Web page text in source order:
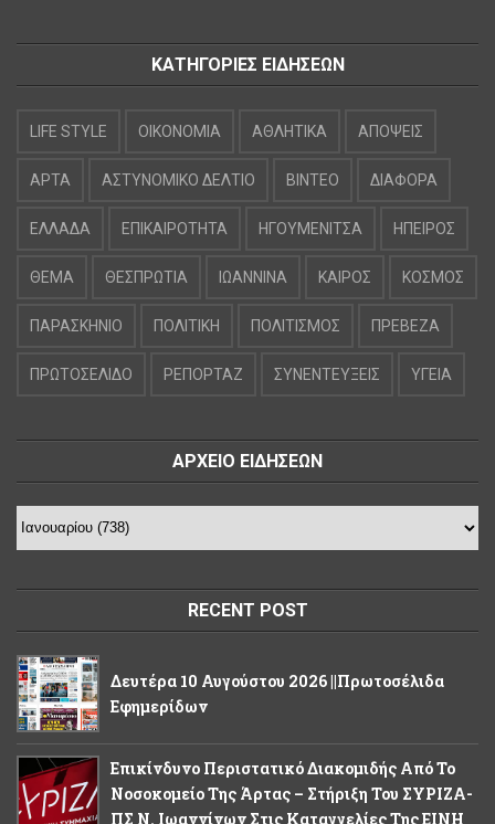
ΚΑΤΗΓΟΡΙΕΣ ΕΙΔΗΣΕΩΝ
LIFE STYLE OIKONOMIA ΑΘΛΗΤΙΚΑ ΑΠΟΨΕΙΣ
ΑΡΤΑ ΑΣΤΥΝΟΜΙΚΟ ΔΕΛΤΙΟ ΒΙΝΤΕΟ ΔΙΑΦΟΡΑ
ΕΛΛΑΔΑ ΕΠΙΚΑΙΡΟΤΗΤΑ ΗΓΟΥΜΕΝΙΤΣΑ ΗΠΕΙΡΟΣ
ΘΕΜΑ ΘΕΣΠΡΩΤΙΑ ΙΩΑΝΝΙΝΑ ΚΑΙΡΟΣ ΚΟΣΜΟΣ
ΠΑΡΑΣΚΗΝΙΟ ΠΟΛΙΤΙΚΗ ΠΟΛΙΤΙΣΜΟΣ ΠΡΕΒΕΖΑ
ΠΡΩΤΟΣΕΛΙΔΟ ΡΕΠΟΡΤΑΖ ΣΥΝΕΝΤΕΥΞΕΙΣ ΥΓΕΙΑ
ΑΡΧΕΙΟ ΕΙΔΗΣΕΩΝ
RECENT POST
Δευτέρα 10 Αυγούστου 2026 ||Πρωτοσέλιδα
Εφημερίδων
Επικίνδυνο Περιστατικό Διακομιδής Από Το
Νοσοκομείο Της Άρτας – Στήριξη Του ΣΥΡΙΖΑ-
ΠΣ Ν. Ιωαννίνων Στις Καταγγελίες Της ΕΙΝΗ